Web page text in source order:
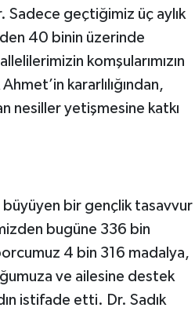
Sadece geçtiğimiz üç aylık
40 binin üzerinde
komşularımızın
kararlılığından,
nesiller yetişmesine katkı
büyüyen bir gençlik tasavvur
bugüne 336 bin
4 bin 316 madalya,
ve ailesine destek
istifade etti. Dr. Sadık